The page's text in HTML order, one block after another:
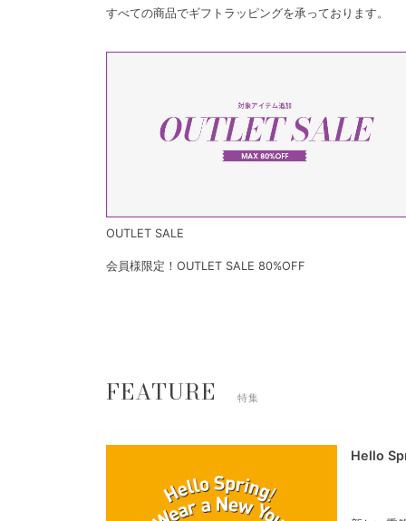
すべての商品でギフトラッピングを承っております。
OUTLET SALE
会員様限定！OUTLET SALE 80%OFF
FEATURE 特集
Hello